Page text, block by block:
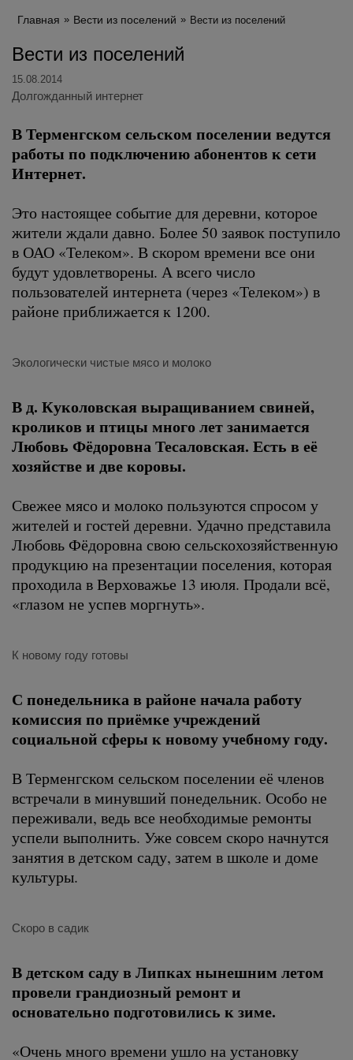
Главная Вести из поселений Вести из поселений
Вести из поселений
15.08.2014
Долгожданный интернет
В Терменгском сельском поселении ведутся
работы по подключению абонентов к сети
Интернет.
Это настоящее событие для деревни, которое
жители ждали давно. Более 50 заявок поступило
в ОАО «Телеком». В скором времени все они
будут удовлетворены. А всего число
пользователей интернета (через «Телеком») в
районе приближается к 1200.
Экологически чистые мясо и молоко
В д. Куколовская выращиванием свиней,
кроликов и птицы много лет занимается
Любовь Фёдоровна Тесаловская. Есть в её
хозяйстве и две коровы.
Свежее мясо и молоко пользуются спросом у
жителей и гостей деревни. Удачно представила
Любовь Фёдоровна свою сельскохозяйственную
продукцию на презентации поселения, которая
проходила в Верховажье 13 июля. Продали всё,
«глазом не успев моргнуть».
К новому году готовы
С понедельника в районе начала работу
комиссия по приёмке учреждений
социальной сферы к новому учебному году.
В Терменгском сельском поселении её членов
встречали в минувший понедельник. Особо не
переживали, ведь все необходимые ремонты
успели выполнить. Уже совсем скоро начнутся
занятия в детском саду, затем в школе и доме
культуры.
Скоро в садик
В детском саду в Липках нынешним летом
провели грандиозный ремонт и
основательно подготовились к зиме.
«Очень много времени ушло на установку